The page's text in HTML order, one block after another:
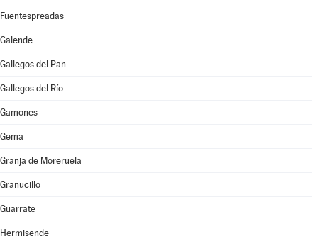
Fuentespreadas
Galende
Gallegos del Pan
Gallegos del Río
Gamones
Gema
Granja de Moreruela
Granucillo
Guarrate
Hermisende